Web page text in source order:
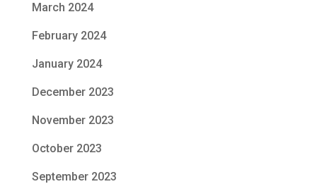
March 2024
February 2024
January 2024
December 2023
November 2023
October 2023
September 2023